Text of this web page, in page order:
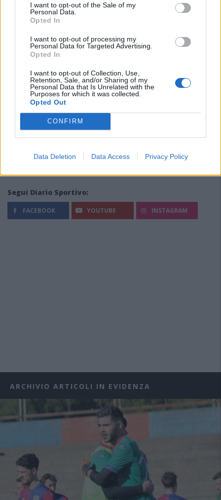
I want to opt-out of the Sale of my
Personal Data.
Opted In
I want to opt-out of processing my
Personal Data for Targeted Advertising.
Opted In
I want to opt-out of Collection, Use,
Retention, Sale, and/or Sharing of my
Personal Data that Is Unrelated with the
Purposes for which it was collected.
Opted Out
CONFIRM
Data Deletion Data Access Privacy Policy
Segui Diario Sportivo:
FACEBOOK YOUTUBE INSTAGRAM
ARCHIVIO ARTICOLI IN EVIDENZA